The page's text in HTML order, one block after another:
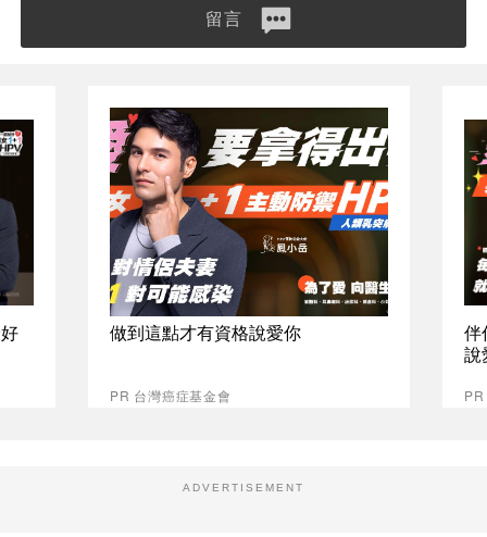
留言
做到這點才有資格說愛你
PR 台灣癌症基金會
伴
說
ADVERTISEMENT